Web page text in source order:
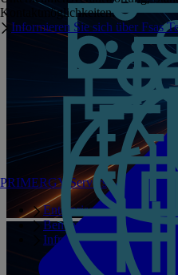
PRIMERGY Servers
Enterprise AI Server
Benchmarks
Infrastructure Manager
Kontaktmöglichkeiten.
Informieren Sie sich über Fsas